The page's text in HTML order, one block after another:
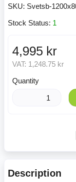
SKU: Svetsb-
Stock Status: 1
4,995 kr
VAT: 1,248.75 kr
Quantity
Description